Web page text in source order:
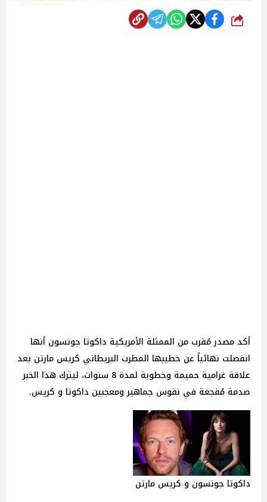
شارك
أكد مصدر مُقرب من الممثلة الأمريكية داكوتا جونسون أنها
انفصلت نهائياً عن خطيبها المطرب البريطاني كريس مارتن بعد
علاقة غرامية حميمة وخطوبة لمدة 8 سنوات، ليترك هذا الخبر
صدمة مُفجعة في نفوس جماهير ومعجبين داكوتا و كريس.
داكوتا جونسون و كريس مارتن